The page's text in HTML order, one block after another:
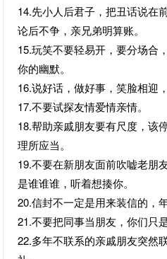
14.先小人后君子，把丑话说在
论后不争，亲兄弟明算账。
15.玩笑不要轻易开，要分场合
你的幽默。
16.说好话，做好事，笑脸相迎
17.不要试探友情爱情亲情。
18.帮助亲戚朋友要有尺度，该
理所应当。
19.不要在新朋友面前吹嘘老朋
是谁谁谁，听着想揍你。
20.信封不一定是用来装信的，
21.不要把同事当朋友，你们只
22.多年不联系的亲戚朋友突然